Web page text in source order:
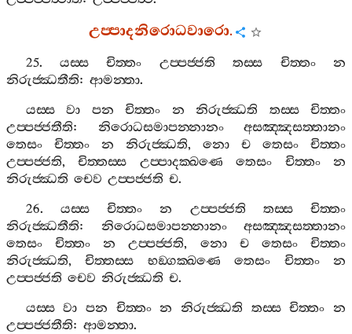
උප‍්පාදනිරොධවාරො.
25.යස‍්ස චිත‍්තං උප‍්පජ‍්ජති තස‍්ස චිත‍්තං
න
නිරුජ‍්ඣතීති: ආමන‍්තා.
යස‍්ස
වා පන චිත‍්තං න නිරුජ‍්ඣති තස‍්ස
චිත‍්තං
උප‍්පජ‍්ජතීති: නිරොධසමාපන‍්නානං
අසඤ‍්ඤසත‍්තානං
තෙසං
චිත‍්තං න නිරුජ‍්ඣති, නො ච තෙසං
චිත‍්තං
උප‍්පජ‍්ජති,චිත‍්තස‍්ස උප‍්පාදක‍්ඛණෙ තෙසං චිත‍්තං
න
නිරුජ‍්ඣති චෙව උප‍්පජ‍්ජති ච.
26. යස‍්ස චිත‍්තං න උප‍්පජ‍්ජති තස‍්ස
චිත‍්තං
නිරුජ‍්ඣතීති: නිරොධසමාපන‍්නානං
අසඤ‍්ඤසත‍්තානං
තෙසං
චිත‍්තං න උප‍්පජ‍්ජති, නො ච තෙසං
චිත‍්තං
නිරුජ‍්ඣති,චිත‍්තස‍්ස භඞ‍්ගක‍්ඛණෙ තෙසං චිත‍්තං
න
උප‍්පජ‍්ජති චෙව නිරුජ‍්ඣති ච.
යස‍්ස වා පන චිත‍්තං න නිරුජ‍්ඣති තස‍්ස චිත‍්තං න
උප‍්පජ‍්ජතීති: ආමන‍්තා.